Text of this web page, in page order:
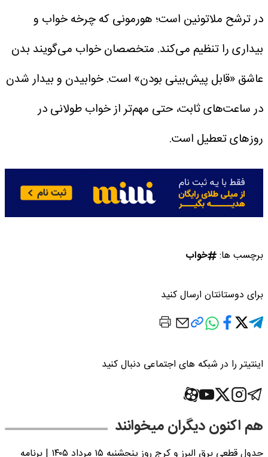
در ترشح ملاتونین است؛ هورمونی که چرخه خواب و
بیداری را تنظیم می‌کند. متخصصان خواب می‌گویند بدن
عاشق «قابل پیش‌بینی بودن» است. خوابیدن و بیدار شدن
در ساعت‌های ثابت، حتی مهم‌تر از خواب طولانی در
روزهای تعطیل است.
برچسب ها: خواب
برای دوستانتان ارسال کنید
اینتیتر را در شبکه های اجتماعی دنبال کنید
هم اکنون دیگران میخوانند
جدول قطعی برق البرز و کرج روز پنجشنبه ۱۵ مرداد ۱۴۰۵ | برنامه